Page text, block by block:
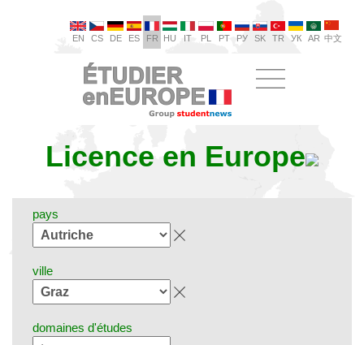
EN CS DE ES FR HU IT PL PT РУ SK TR УК AR 中文
Licence en Europe
pays
ville
domaines d'études